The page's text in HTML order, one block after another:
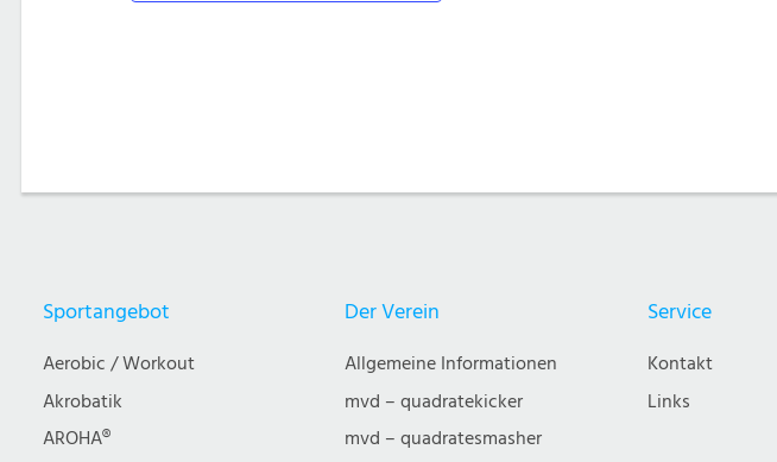
Sportangebot
Aerobic / Workout
Akrobatik
AROHA®
Der Verein
Allgemeine Informationen
mvd – quadratekicker
mvd – quadratesmasher
Service
Kontakt
Links